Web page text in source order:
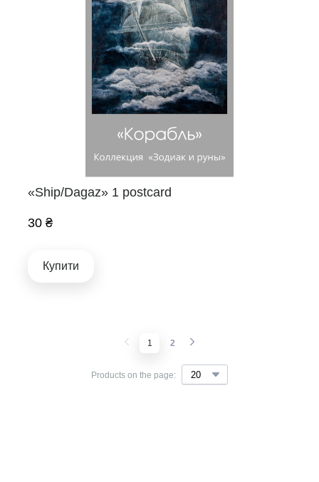
«Ship/Dagaz» 1 postcard
30 ₴
Купити
Products on the page:
1 2